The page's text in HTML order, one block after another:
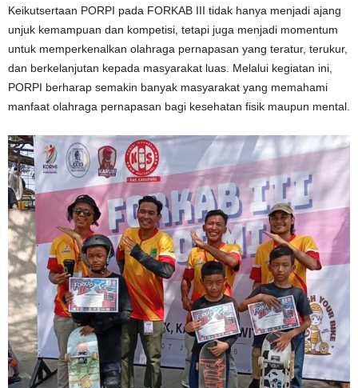
Keikutsertaan PORPI pada FORKAB III tidak hanya menjadi ajang
unjuk kemampuan dan kompetisi, tetapi juga menjadi momentum
untuk memperkenalkan olahraga pernapasan yang teratur, terukur,
dan berkelanjutan kepada masyarakat luas. Melalui kegiatan ini,
PORPI berharap semakin banyak masyarakat yang memahami
manfaat olahraga pernapasan bagi kesehatan fisik maupun mental.